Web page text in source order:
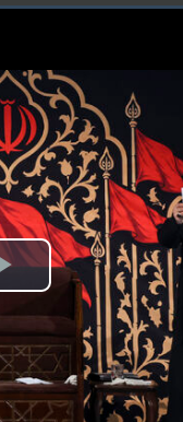
پخش
ویدیو